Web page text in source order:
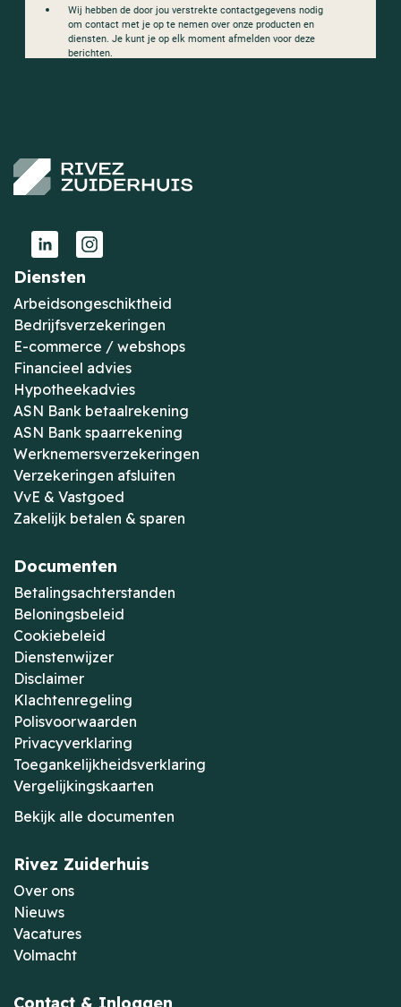
Diensten
Arbeidsongeschiktheid
Bedrijfsverzekeringen
E-commerce / webshops
Financieel advies
Hypotheekadvies
ASN Bank betaalrekening
ASN Bank spaarrekening
Werknemersverzekeringen
Verzekeringen afsluiten
VvE & Vastgoed
Zakelijk betalen & sparen
Documenten
Betalingsachterstanden
Beloningsbeleid
Cookiebeleid
Dienstenwijzer
Disclaimer
Klachtenregeling
Polisvoorwaarden
Privacyverklaring
Toegankelijkheidsverklaring
Vergelijkingskaarten
Bekijk alle documenten
Rivez Zuiderhuis
Over ons
Nieuws
Vacatures
Volmacht